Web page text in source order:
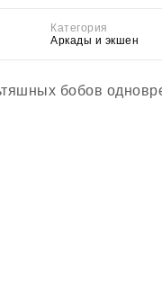
Категория
Аркады и экшен
бобов